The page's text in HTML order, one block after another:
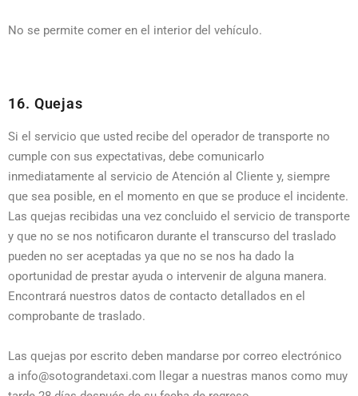
No se permite comer en el interior del vehículo.
16. Quejas
Si el servicio que usted recibe del operador de transporte no
cumple con sus expectativas, debe comunicarlo
inmediatamente al servicio de Atención al Cliente y, siempre
que sea posible, en el momento en que se produce el incidente.
Las quejas recibidas una vez concluido el servicio de transporte
y que no se nos notificaron durante el transcurso del traslado
pueden no ser aceptadas ya que no se nos ha dado la
oportunidad de prestar ayuda o intervenir de alguna manera.
Encontrará nuestros datos de contacto detallados en el
comprobante de traslado.
Las quejas por escrito deben mandarse por correo electrónico
a info@sotograndetaxi.com llegar a nuestras manos como muy